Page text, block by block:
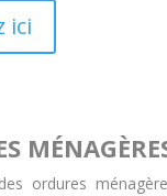
ici
ordures